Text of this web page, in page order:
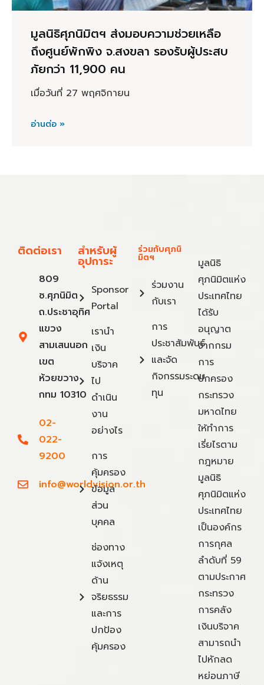
มูลนิธิศุภนิมิตฯ ส่งมอบความช่วยเหลือ
ถึงศูนย์พักพิง จ.สงขลา รองรับผู้ประสบ
ภัยกว่า 11,900 คน
เมื่อวันที่ 27 พฤศจิกายน
อ่านต่อ »
ติดต่อเรา
809
ซ.ศุภนิมิต
ถ.ประชาอุทิศ
แขวง
สามเสนนอก
เขต
ห้วยขวาง
กทม 10310
02-
022-
9200
info@worldvision.or.th
สำหรับผู้
อุปการะ
Sponsor
Portal
เรานำ
เงิน
บริจาค
ไป
ดำเนิน
งาน
อย่างไร
การ
คุ้มครอง
ข้อมูล
ส่วน
บุคคล
ช่องทาง
แจ้งเหตุ
ด้าน
จริยธรรม
และการ
ปกป้อง
คุ้มครอง
ร่วมกับศุภนิ
มิตฯ
ร่วมงาน
กับเรา
การ
ประชาสัมพันธ์
และจัด
กิจกรรมระดม
ทุน
มูลนิธิ
ศุภนิมิตแห่ง
ประเทศไทย
ได้รับ
อนุญาต
จากกรม
การ
ปกครอง
กระทรวง
มหาดไทย
ให้ทำการ
เรี่ยไรตาม
กฎหมาย
มูลนิธิ
ศุภนิมิตแห่ง
ประเทศไทย
เป็นองค์กร
การกุศล
ลำดับที่ 59
ตามประกาศ
กระทรวง
การคลัง
เงินบริจาค
สามารถนำ
ไปหักลด
หย่อนภาษี